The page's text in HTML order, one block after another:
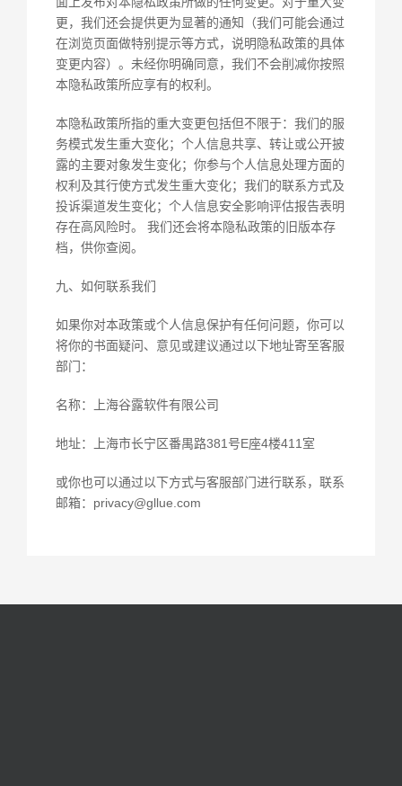
更，我们还会提供更为显著的通知（我们可能会通过
在浏览页面做特别提示等方式，说明隐私政策的具体
变更内容）。未经你明确同意，我们不会削减你按照
本隐私政策所应享有的权利。
本隐私政策所指的重大变更包括但不限于：我们的服
务模式发生重大变化；个人信息共享、转让或公开披
露的主要对象发生变化；你参与个人信息处理方面的
权利及其行使方式发生重大变化；我们的联系方式及
投诉渠道发生变化；个人信息安全影响评估报告表明
存在高风险时。 我们还会将本隐私政策的旧版本存
档，供你查阅。
九、如何联系我们
如果你对本政策或个人信息保护有任何问题，你可以
将你的书面疑问、意见或建议通过以下地址寄至客服
部门：
名称：上海谷露软件有限公司
地址：上海市长宁区番禺路381号E座4楼411室
或你也可以通过以下方式与客服部门进行联系，联系
邮箱：privacy@gllue.com